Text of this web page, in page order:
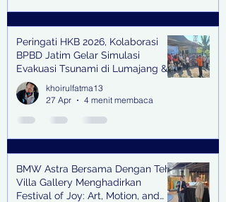
Peringati HKB 2026, Kolaborasi
BPBD Jatim Gelar Simulasi
Evakuasi Tsunami di Lumajang &
Trenggalek
khoirulfatma13
27 Apr
4 menit membaca
BMW Astra Bersama Dengan Teh
Villa Gallery Menghadirkan
Festival of Joy: Art, Motion, and